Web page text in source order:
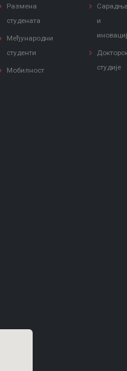
Размена
студената
Међународни
студенти
Мобилност
и
студије